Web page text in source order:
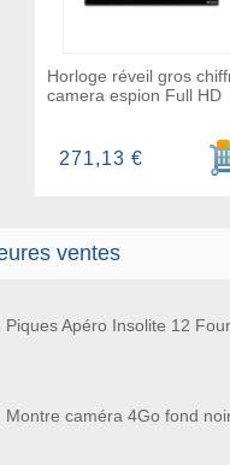
ventes
Piques Apéro Insolite 12
Montre caméra 4Go fond
Horloge réveil gros
camera espion Full HD
271,13 €